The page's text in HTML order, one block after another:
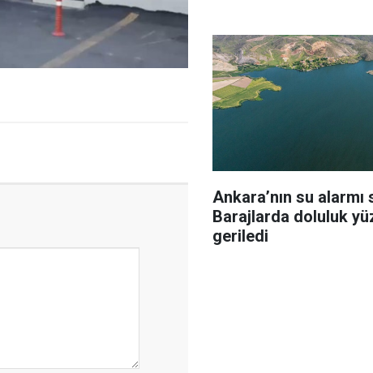
Ankara’nın su
Barajlarda doluluk
geriledi